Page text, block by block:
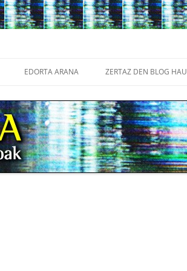
salto
EDORTA ARANA ZERTAZ DEN BLOG HAU